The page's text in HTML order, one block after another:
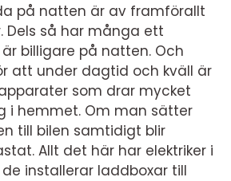
på natten är av framförallt
Dels så har många ett
billigare på natten. Och
att under dagtid och kväll är
som drar mycket
i hemmet. Om man sätter
till bilen samtidigt blir
Allt det här har elektriker i
installerar laddboxar till